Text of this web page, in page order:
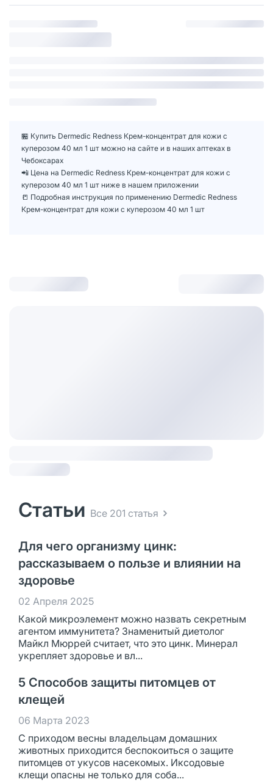
🏪 Купить Dermedic Redness Крем-концентрат для кожи с
куперозом 40 мл 1 шт можно на сайте и в наших аптеках в
Чебоксарах
📲 Цена на Dermedic Redness Крем-концентрат для кожи с
куперозом 40 мл 1 шт ниже в нашем приложении
📒 Подробная инструкция по применению Dermedic Redness
Крем-концентрат для кожи с куперозом 40 мл 1 шт
Статьи Все 201 статья
Для чего организму цинк:
рассказываем о пользе и влиянии на
здоровье
02 Апреля 2025
Какой микроэлемент можно назвать секретным
агентом иммунитета? Знаменитый диетолог
Майкл Мюррей считает, что это цинк. Минерал
укрепляет здоровье и вл...
5 Способов защиты питомцев от
клещей
06 Марта 2023
С приходом весны владельцам домашних
животных приходится беспокоиться о защите
питомцев от укусов насекомых. Иксодовые
клещи опасны не только для соба...